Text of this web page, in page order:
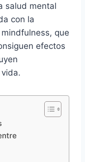
salud mental
con la
que
efectos